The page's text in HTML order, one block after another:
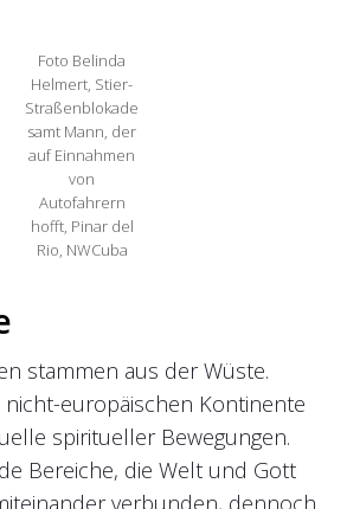
Foto Belinda
Helmert, Stier-
Straßenblokade
samt Mann, der
auf Einnahmen
von
Autofahrern
hofft, Pinar del
Rio, NWCuba
stammen aus der Wüste.
europäischen Kontinente
spiritueller Bewegungen.
Bereiche, die Welt und Gott
verbunden, dennoch